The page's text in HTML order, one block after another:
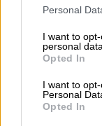
Please note that
not limited to
grant or deny
use your data for
consent section.
Personal
I want to
personal data.
Opted In
I want to
Personal
Opted In